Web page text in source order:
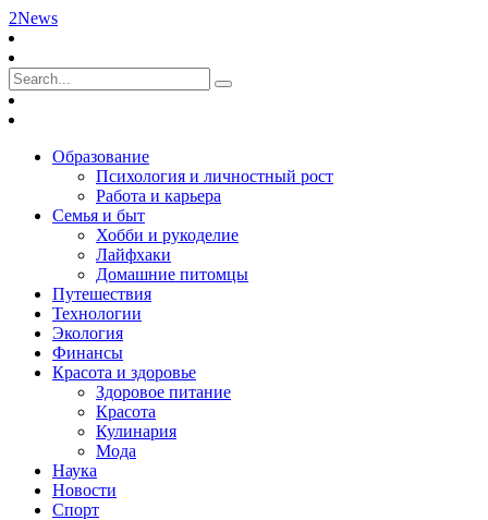
2News
Образование
Психология и личностный рост
Работа и карьера
Семья и быт
Хобби и рукоделие
Лайфхаки
Домашние питомцы
Путешествия
Технологии
Экология
Финансы
Красота и здоровье
Здоровое питание
Красота
Кулинария
Мода
Наука
Новости
Спорт